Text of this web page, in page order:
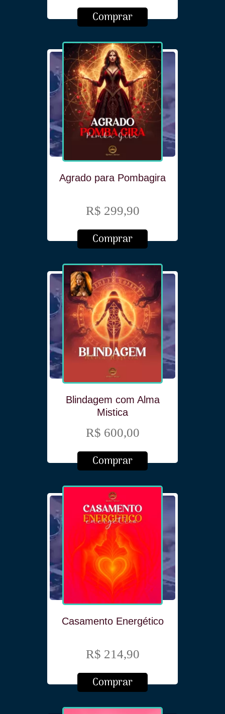
Comprar
Agrado para Pombagira
R$ 299,90
Comprar
Blindagem com Alma
Mistica
R$ 600,00
Comprar
Casamento Energético
R$ 214,90
Comprar